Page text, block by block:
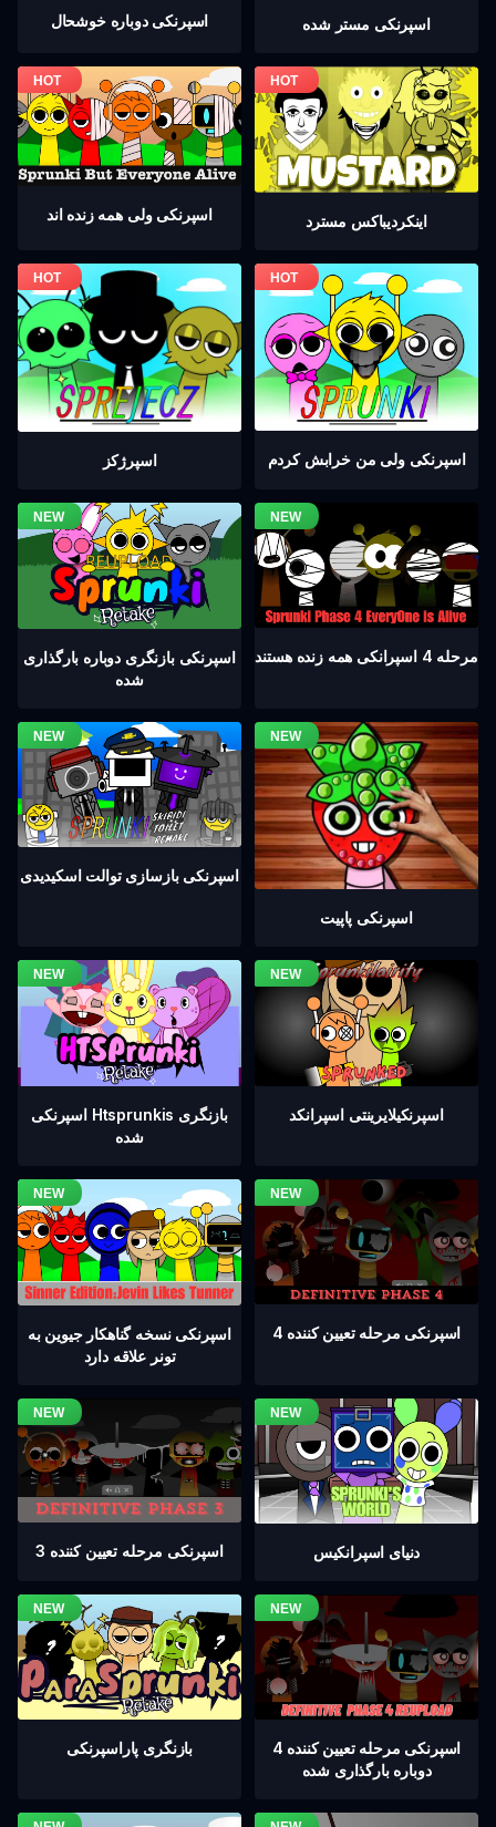
اسپرنکی دوباره خوشحال اسپرنکی مستر شده
اسپرنکی ولی همه زنده اند اینکردیباكس مسترد
اسپرژکز اسپرنکی ولی من خرابش کردم
اسپرنکی بازنگری دوباره بارگذاری
شده
مرحله 4 اسپرانکی همه زنده هستند
اسپرنکی بازسازی توالت اسکیدیدی
اسپرنکی پاپیت
اسپرنکی Htsprunkis بازنگری
شده
اسپرنکیلایرینتی اسپرانکد
اسپرنکی نسخه گناهکار جیوین به
تونر علاقه دارد
اسپرنکی مرحله تعیین کننده 4
اسپرنکی مرحله تعیین کننده 3 دنیای اسپرانکیس
بازنگری پاراسپرنکی
اسپرنکی مرحله تعیین کننده 4
دوباره بارگذاری شده